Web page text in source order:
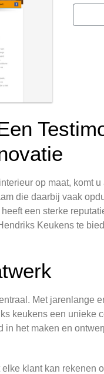
op maat, komt
die daarbij vaak
een sterke
Keukens te
Met jarenlange
keukens een unieke
het maken en
klant kan rekenen